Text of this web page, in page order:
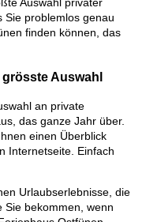
Sie problemlos genau
finden können, das
Auswahl
an private
das ganze Jahr über.
einen Überblick
Internetseite. Einfach
Urlaubserlebnisse, die
Sie bekommen, wenn